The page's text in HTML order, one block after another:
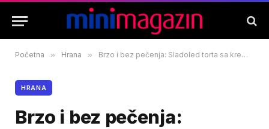
Početna » Hrana » Brzo i bez pečenja: Sladoled torta sa krem bananama
HRANA
Brzo i bez pečenja: